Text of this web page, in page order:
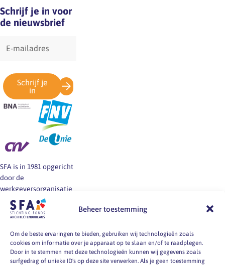
Beheer toestemming
Om de beste ervaringen te bieden, gebruiken wij technologieën zoals
cookies om informatie over je apparaat op te slaan en/of te raadplegen.
Door in te stemmen met deze technologieën kunnen wij gegevens zoals
surfgedrag of unieke ID's op deze site verwerken. Als je geen toestemming
Schrijf je in voor
de nieuwsbrief
mailadres
Schrijf je
in
SFA is in 1981 opgericht
door de
werkgeversorganisatie
BNA en de vakbonden
FNV, CNV en De Unie.
werkgevers en
werknemers van
architectenbureaus bij